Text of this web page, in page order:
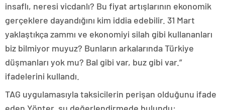
insaflı, neresi vicdanlı? Bu fiyat artışlarının ekonomik
gerçeklere dayandığını kim iddia edebilir. 31 Mart
yaklaştıkça zammı ve ekonomiyi silah gibi kullananları
biz bilmiyor muyuz? Bunların arkalarında Türkiye
düşmanları yok mu? Bal gibi var, buz gibi var.”
ifadelerini kullandı.
TAG uygulamasıyla taksicilerin perişan olduğunu ifade